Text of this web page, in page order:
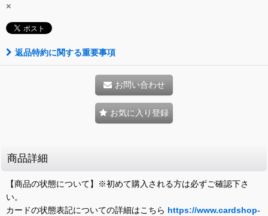
×
返品特約に関する重要事項
お問い合わせ
お気に入り登録
商品詳細
【商品の状態について】※初めて購入される方は必ずご確認下さ
い。
カードの状態表記についての詳細はこちら https://www.cardshop-